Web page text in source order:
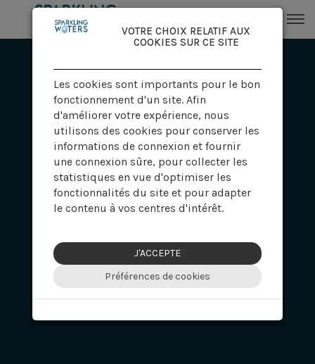
PROMOTEURS
VOTRE CHOIX RELATIF AUX
COOKIES SUR CE SITE
Les cookies sont importants pour le bon
fonctionnement d'un site. Afin
d'améliorer votre expérience, nous
utilisons des cookies pour conserver les
informations de connexion et fournir
une connexion sûre, pour collecter les
statistiques en vue d'optimiser les
fonctionnalités du site et pour adapter
le contenu à vos centres d'intérêt.
J'ACCEPTE
Préférences de cookies